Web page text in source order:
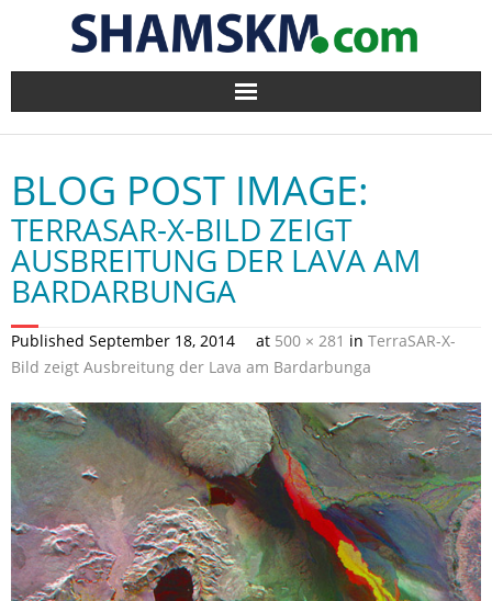
Home
BlogArena
Forum
About Us
Contact
BLOG POST IMAGE:
TERRASAR-X-BILD ZEIGT
AUSBREITUNG DER LAVA AM
BARDARBUNGA
Published September 18, 2014 at 500 × 281 in TerraSAR-X-
Bild zeigt Ausbreitung der Lava am Bardarbunga